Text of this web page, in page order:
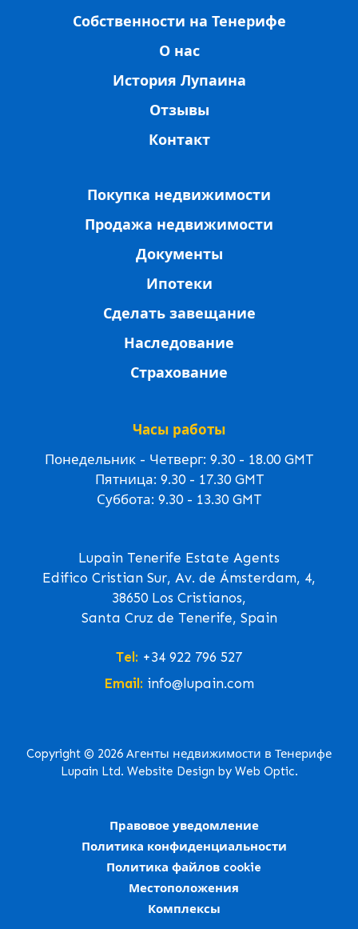
Собственности на Тенерифе
О нас
История Лупаина
Отзывы
Контакт
Покупка недвижимости
Продажа недвижимости
Документы
Ипотеки
Сделать завещание
Наследование
Страхование
Часы работы
Понедельник - Четверг: 9.30 - 18.00 GMT
Пятница: 9.30 - 17.30 GMT
Суббота: 9.30 - 13.30 GMT
Lupain Tenerife Estate Agents
Edifico Cristian Sur, Av. de Ámsterdam, 4,
38650 Los Cristianos,
Santa Cruz de Tenerife, Spain
Tel: +34 922 796 527
Email: info@lupain.com
Copyright © 2026 Агенты недвижимости в Тенерифе
Lupain Ltd. Website Design by Web Optic.
Правовое уведомление
Политика конфиденциальности
Политика файлов cookie
Местоположения
Комплексы